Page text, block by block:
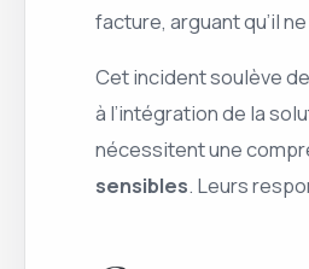
facture, arguant qu’il
Cet incident soulève
à l’intégration de la
nécessitent une
sensibles. Leurs